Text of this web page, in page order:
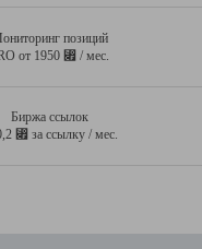
позиций
от 1950 ⃏ / мес.
Биржа ссылок
⃏ за ссылку / мес.